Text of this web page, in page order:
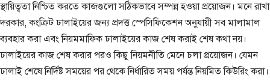
স্থায়িত্বতা নিশ্চিত করতে কাজগুলো সঠিকভাবে সম্পন্ন হওয়া প্রয়োজন। মনে রাখা
দরকার, কংক্রিট ঢালাইয়ের জন্য প্রদত্ত স্পেসিফিকেশন অনুযায়ী সব মালামাল
ব্যবহার করা এবং নিয়মমাফিক ঢালাইয়ের কাজ শেষ করাই শেষ কথা নয়।
ঢালাইয়ের কাজ শেষ করার পরও কিছু নিয়মনীতি মেনে চলা প্রয়োজন। যেমন
ঢালাই শেষে নির্দিষ্ট সময়ের পর থেকে নির্ধারিত সময় পর্যন্ত নিয়মিত কিউরিং করা।